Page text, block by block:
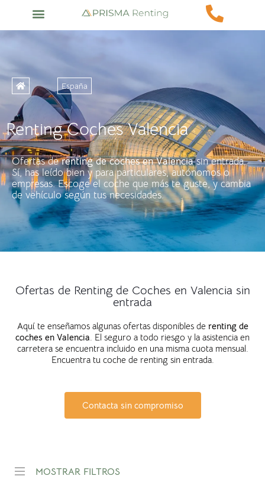
España
Renting Coches Valencia
Ofertas derenting de coches enValenciasin entrada.
Sí, has leído bien y para particulares, autónomos o
empresas. Escoge el coche que más te guste, y cambia
de vehículo según tus necesidades.
Ofertas de Renting de Coches en Valencia sin
entrada
Aquí te enseñamos algunas ofertas disponibles de renting de
coches en Valencia. El seguro a todo riesgo y la asistencia en
carretera se encuentra incluido en una misma cuota mensual.
Encuentra tu coche de renting sin entrada.
Contacta sin compromiso
MOSTRAR FILTROS